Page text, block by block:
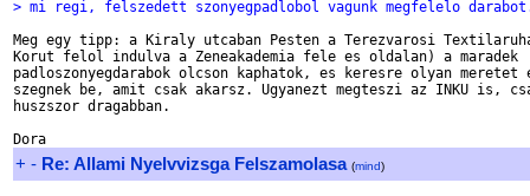
> mi regi, felszedett szonyegpadlobol vagunk megfelelo
Meg egy tipp: a Kiraly utcaban Pesten a Terezvarosi
Korut felol indulva a Zeneakademia fele es oldalan) a maradek
padloszonyegdarabok olcson kaphatok, es keresre olyan meretet
szegnek be, amit csak akarsz. Ugyanezt megteszi az INKU is,
huszszor dragabban.
+ - Re: Allami Nyelvvizsga Felszamolasa (mind)